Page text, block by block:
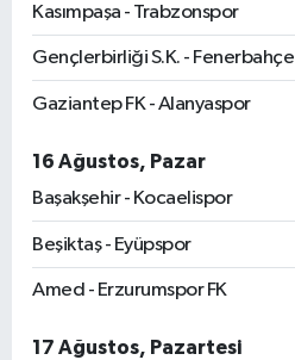
Kasımpaşa - Trabzonspor
Gençlerbirliği S.K. - Fenerbahçe
Gaziantep FK - Alanyaspor
16 Ağustos, Pazar
Başakşehir - Kocaelispor
Beşiktaş - Eyüpspor
Amed - Erzurumspor FK
17 Ağustos, Pazartesi